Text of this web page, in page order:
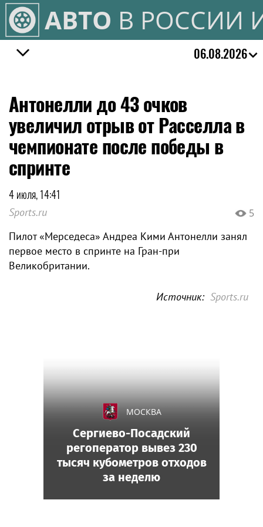
АВТО В РОССИИ
06.08.2026
Антонелли до 43 очков
увеличил отрыв от Расселла в
чемпионате после победы в
спринте
4 июля, 14:41
Sports.ru 5
Пилот «Мерседеса» Андреа Кими Антонелли занял
первое место в спринте на Гран-при
Великобритании.
Источник: Sports.ru
МОСКВА
Сергиево-Посадский
регоператор вывез 230
тысяч кубометров отходов
за неделю